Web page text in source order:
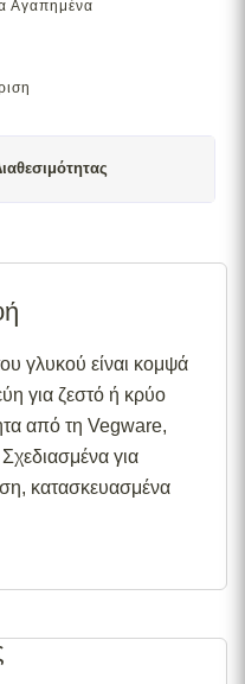
Αγαπημένα
σας.
ζητηθεί κατόπιν
είναι άμεσα διαθέσιμη
2 – 4 εβδομάδες από
σας.
με τις
επικοινωνήστε
γλυκού είναι κομψά
για ζεστό ή κρύο
από τη Vegware,
για
κατασκευασμένα